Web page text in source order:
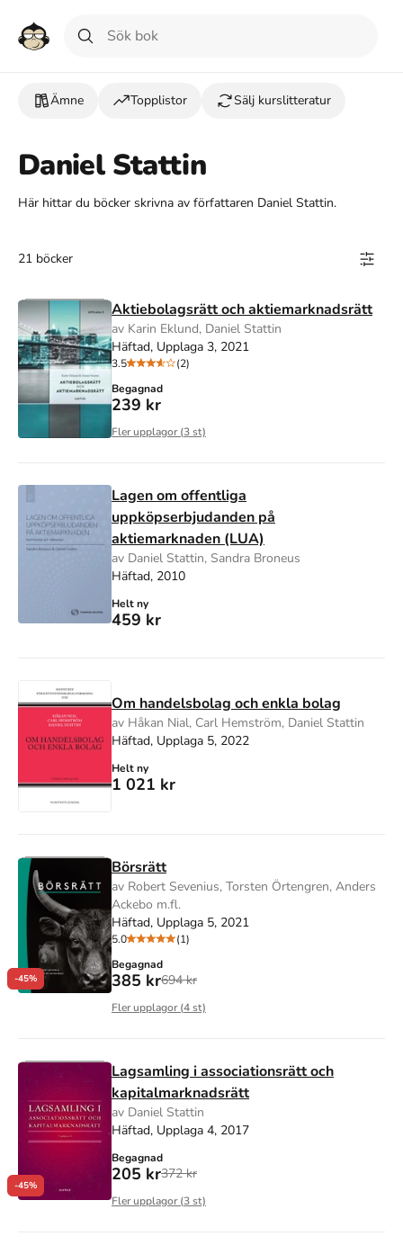
Ämne Topplistor Sälj kurslitteratur
Daniel Stattin
Här hittar du böcker skrivna av författaren Daniel Stattin.
21 böcker
Aktiebolagsrätt och aktiemarknadsrätt
av Karin Eklund, Daniel Stattin
Häftad, Upplaga 3, 2021
3.5
(2)
Begagnad
239 kr
Fler upplagor (3st)
Lagen om offentliga
uppköpserbjudanden på
aktiemarknaden (LUA)
av Daniel Stattin, Sandra Broneus
Häftad, 2010
Helt ny
459 kr
Om handelsbolag och enkla bolag
av Håkan Nial, Carl Hemström, Daniel Stattin
Häftad, Upplaga 5, 2022
Helt ny
1 021 kr
-45%
Börsrätt
av Robert Sevenius, Torsten Örtengren, Anders
Ackebo m.fl.
Häftad, Upplaga 5, 2021
5.0
(1)
Begagnad
385 kr694 kr
Fler upplagor (4st)
-45%
Lagsamling i associationsrätt och
kapitalmarknadsrätt
av Daniel Stattin
Häftad, Upplaga 4, 2017
Begagnad
205 kr372 kr
Fler upplagor (3st)